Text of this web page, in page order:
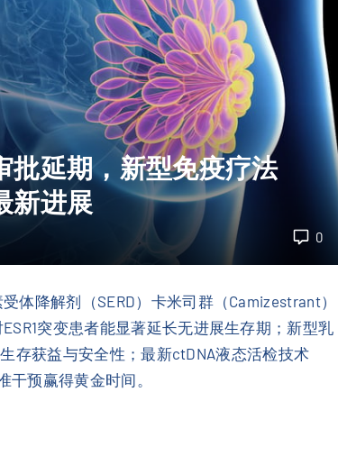
批延期，新型免疫疗法
新进展
0
体降解剂（SERD）卡米司群（Camizestrant）
突变患者能显著延长无进展生存期；新型乳
存获益与安全性；最新ctDNA液态活检技术
预赢得黄金时间。